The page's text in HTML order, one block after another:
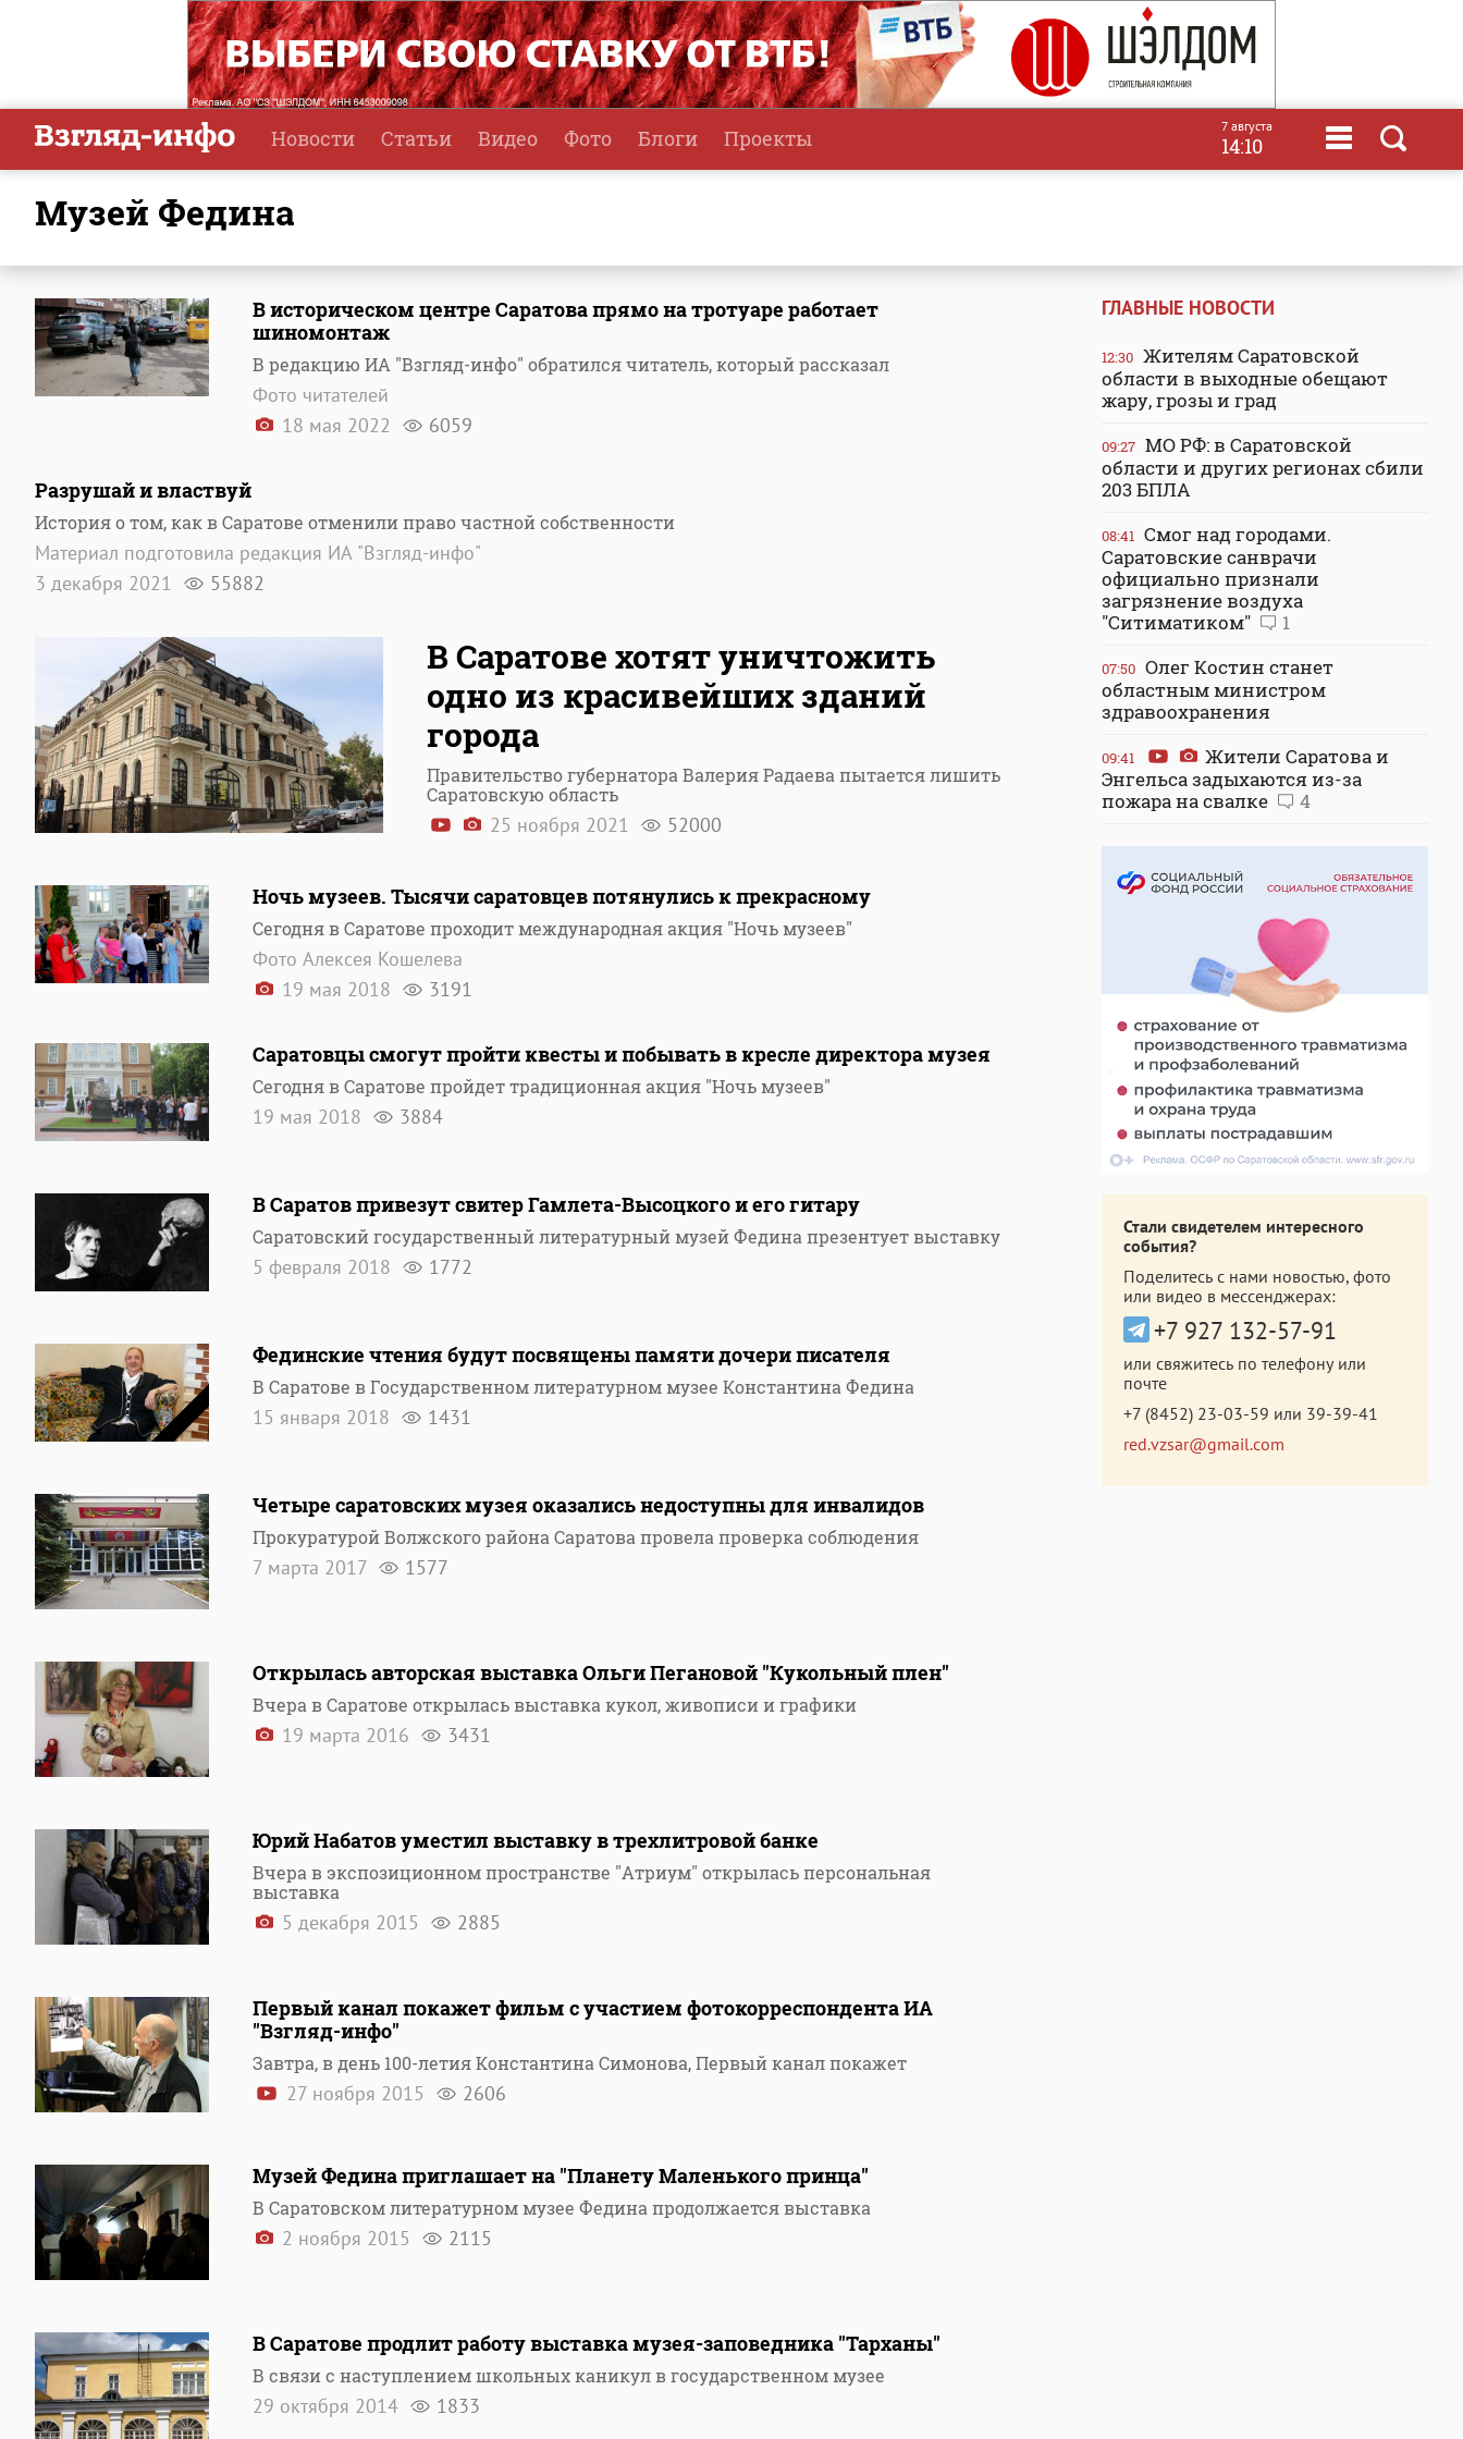
Новости Статьи Видео Фото Блоги Проекты 7 августа
14:10
музей Федина
В историческом центре Саратова прямо на тротуаре работает
шиномонтаж
В редакцию ИА "Взгляд-инфо" обратился читатель, который рассказал
Фото читателей
18 мая 2022
6059
Разрушай и властвуй
История о том, как в Саратове отменили право частной собственности
Материал подготовила редакция ИА "Взгляд-инфо"
3 декабря 2021
55882
В Саратове хотят уничтожить
одно из красивейших зданий
города
Правительство губернатора Валерия Радаева пытается лишить
Саратовскую область
25 ноября 2021 52000
Ночь музеев. Тысячи саратовцев потянулись к прекрасному
Сегодня в Саратове проходит международная акция "Ночь музеев"
Фото Алексея Кошелева
19 мая 2018
3191
Саратовцы смогут пройти квесты и побывать в кресле директора музея
Сегодня в Саратове пройдет традиционная акция "Ночь музеев"
19 мая 2018 3884
В Саратов привезут свитер Гамлета-Высоцкого и его гитару
Саратовский государственный литературный музей Федина презентует выставку
5 февраля 2018 1772
Фединские чтения будут посвящены памяти дочери писателя
В Саратове в Государственном литературном музее Константина Федина
15 января 2018 1431
Четыре саратовских музея оказались недоступны для инвалидов
Прокуратурой Волжского района Саратова провела проверка соблюдения
7 марта 2017 1577
Открылась авторская выставка Ольги Пегановой "Кукольный плен"
Вчера в Саратове открылась выставка кукол, живописи и графики
19 марта 2016 3431
Юрий Набатов уместил выставку в трехлитровой банке
Вчера в экспозиционном пространстве "Атриум" открылась персональная
выставка
5 декабря 2015 2885
Первый канал покажет фильм с участием фотокорреспондента ИА
"Взгляд-инфо"
Завтра, в день 100-летия Константина Симонова, Первый канал покажет
27 ноября 2015 2606
Музей Федина приглашает на "Планету Маленького принца"
В Саратовском литературном музее Федина продолжается выставка
2 ноября 2015 2115
В Саратове продлит работу выставка музея-заповедника "Тарханы"
В связи с наступлением школьных каникул в государственном музее
29 октября 2014 1833
ГЛАВНЫЕ НОВОСТИ
12:30 Жителям Саратовской
области в выходные обещают
жару, грозы и град
09:27 МО РФ: в Саратовской
области и других регионах сбили
203 БПЛА
08:41 Смог над городами.
Саратовские санврачи
официально признали
загрязнение воздуха
"Ситиматиком"
1
07:50 Олег Костин станет
областным министром
здравоохранения
09:41
Жители Саратова и
Энгельса задыхаются из-за
пожара на свалке
4
Стали свидетелем интересного
события?
Поделитесь с нами новостью, фото
или видео в мессенджерах:
+7 927 132-57-91
или свяжитесь по телефону или
почте
+7 (8452) 23-03-59 или 39-39-41
red.vzsar@gmail.com